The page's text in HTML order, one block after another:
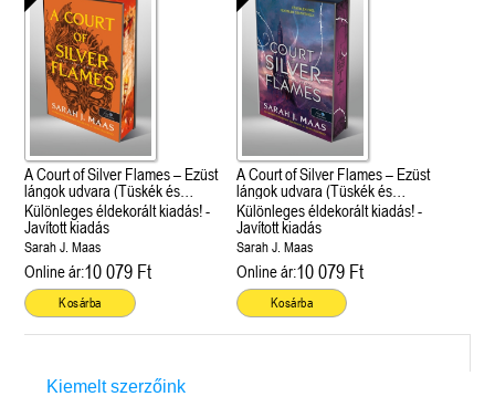
A Court of Silver Flames – Ezüst
lángok udvara (Tüskék és
rózsák udvara 5.)
Különleges éldekorált kiadás! -
Javított kiadás
Sarah J. Maas
Online ár:10 079 Ft
Kosárba
A Court of Silver Flames – Ezüst
lángok udvara (Tüskék és
rózsák udvara 5.)
Különleges éldekorált kiadás! -
Javított kiadás
Sarah J. Maas
Online ár:10 079 Ft
Kosárba
Kiemelt szerzőink